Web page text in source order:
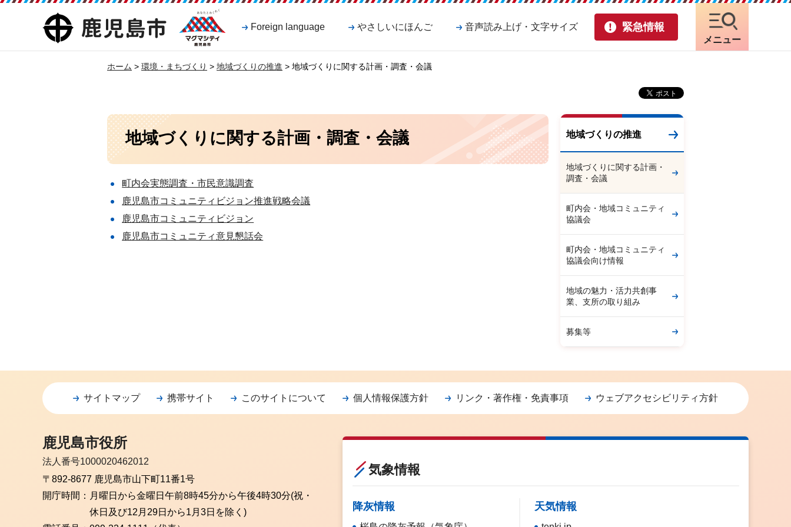
鹿児島市
マグマシティ
鹿児島市
Foreign language やさしいにほんご 音声読み上げ・文字サイズ 緊急情報
メニュー
ホーム > 環境・まちづくり > 地域づくりの推進 > 地域づくりに関する計画・調査・会議
地域づくりに関する計画・調査・会議
町内会実態調査・市民意識調査
鹿児島市コミュニティビジョン推進戦略会議
鹿児島市コミュニティビジョン
鹿児島市コミュニティ意見懇話会
地域づくりの推進
地域づくりに関する計画・
調査・会議
町内会・地域コミュニティ
協議会
町内会・地域コミュニティ
協議会向け情報
地域の魅力・活力共創事
業、支所の取り組み
募集等
サイトマップ 携帯サイト このサイトについて 個人情報保護方針 リンク・著作権・免責事項 ウェブアクセシビリティ方針
鹿児島市役所
法人番号1000020462012
〒892-8677 鹿児島市山下町11番1号
開庁時間： 月曜日から金曜日 午前8時45分から午後4時30分(祝・
休日及び12月29日から1月3日を除く)
気象情報
降灰情報 天気情報